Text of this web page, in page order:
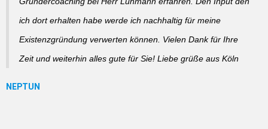
ich dort erhalten habe werde ich nachhaltig für meine
Existenzgründung verwerten können. Vielen Dank für Ihre
Zeit und weiterhin alles gute für Sie! Liebe grüße aus Köln